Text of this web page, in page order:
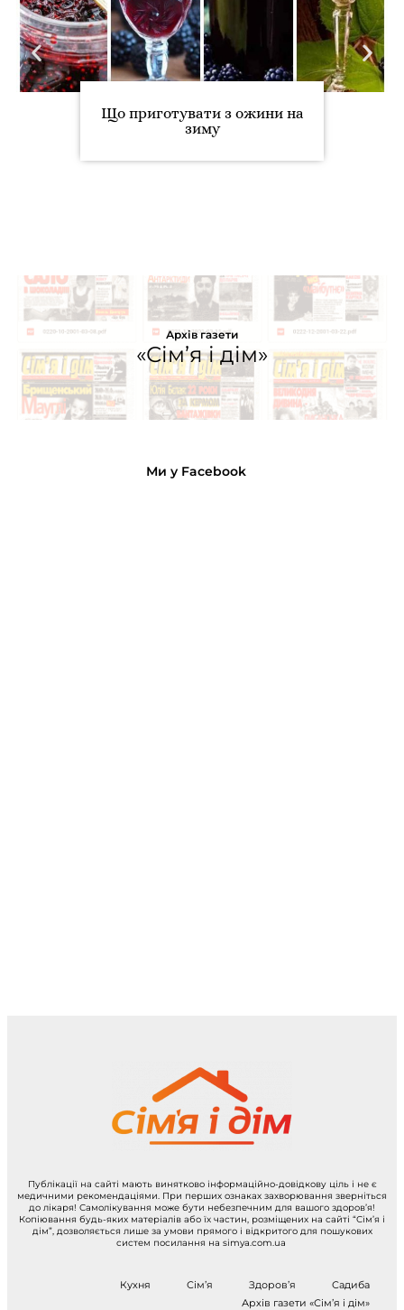
Що приготувати з ожини на
зиму
Архів газети
«Сім’я і дім»
Ми у Facebook
Публікації на сайті мають винятково інформаційно-довідкову ціль і не є
медичними рекомендаціями. При перших ознаках захворювання зверніться
до лікаря! Самолікування може бути небезпечним для вашого здоров’я!
Копіювання будь-яких матеріалів або їх частин, розміщених на сайті “Сім’я і
дім”, дозволяється лише за умови прямого і відкритого для пошукових
систем посилання на simya.com.ua
Кухня Сім’я Здоров’я
Садиба
Архів газети «Сім’я і дім»